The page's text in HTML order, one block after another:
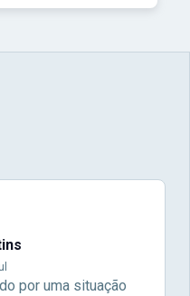
por uma situação